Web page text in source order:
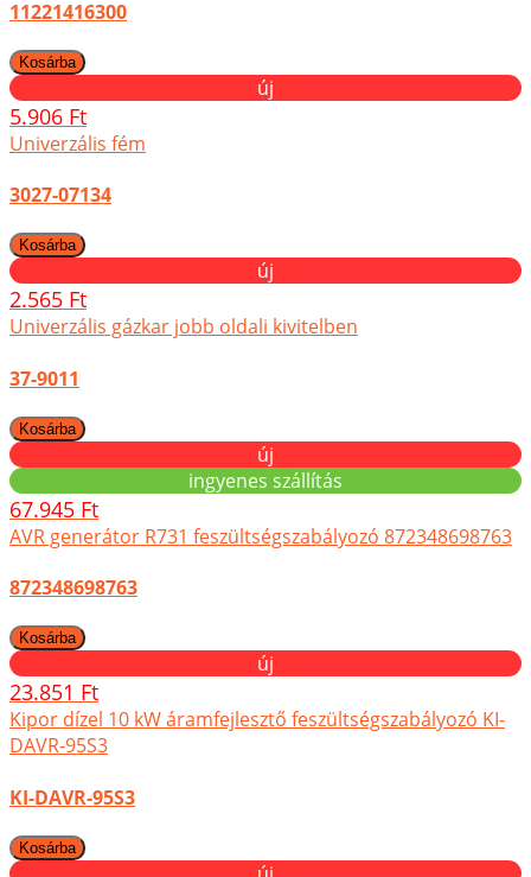
11221416300
új
5.906 Ft
Univerzális fém
3027-07134
új
2.565 Ft
Univerzális gázkar jobb oldali kivitelben
37-9011
új
ingyenes szállítás
67.945 Ft
AVR generátor R731 feszültségszabályozó 872348698763
872348698763
új
23.851 Ft
Kipor dízel 10 kW áramfejlesztő feszültségszabályozó KI-
DAVR-95S3
KI-DAVR-95S3